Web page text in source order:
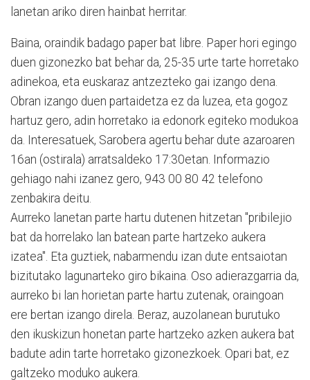
lanetan ariko diren hainbat herritar.
Baina, oraindik badago paper bat libre. Paper hori egingo
duen gizonezko bat behar da, 25-35 urte tarte horretako
adinekoa, eta euskaraz antzezteko gai izango dena.
Obran izango duen partaidetza ez da luzea, eta gogoz
hartuz gero, adin horretako ia edonork egiteko modukoa
da. Interesatuek, Sarobera agertu behar dute azaroaren
16an (ostirala) arratsaldeko 17:30etan. Informazio
gehiago nahi izanez gero, 943 00 80 42 telefono
zenbakira deitu.
Aurreko lanetan parte hartu dutenen hitzetan "pribilejio
bat da horrelako lan batean parte hartzeko aukera
izatea". Eta guztiek, nabarmendu izan dute entsaiotan
bizitutako lagunarteko giro bikaina. Oso adierazgarria da,
aurreko bi lan horietan parte hartu zutenak, oraingoan
ere bertan izango direla. Beraz, auzolanean burutuko
den ikuskizun honetan parte hartzeko azken aukera bat
badute adin tarte horretako gizonezkoek. Opari bat, ez
galtzeko moduko aukera.